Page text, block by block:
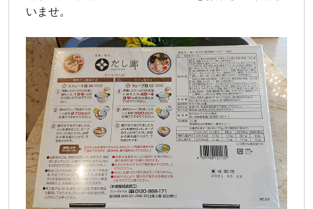
いませ。